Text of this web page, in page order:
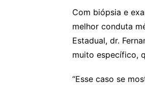
Com biópsia e
melhor conduta
Estadual, dr.
muito específico,
“Esse caso se